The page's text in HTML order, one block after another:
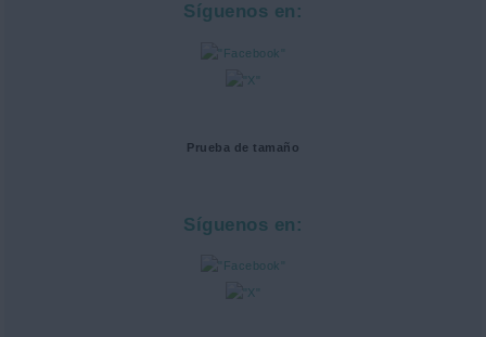
Síguenos en:
Prueba de tamaño
Síguenos en: